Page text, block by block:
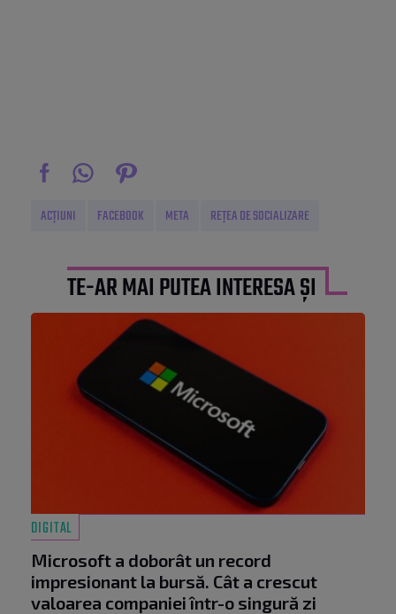
ACȚIUNI FACEBOOK META REȚEA DE SOCIALIZARE
TE-AR MAI PUTEA INTERESA ȘI
DIGITAL
Microsoft a doborât un record
impresionant la bursă. Cât a crescut
valoarea companiei într-o singură zi